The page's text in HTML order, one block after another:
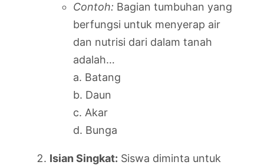
Contoh: Bagian tumbuhan yang
berfungsi untuk menyerap air
dan nutrisi dari dalam tanah
adalah…
a. Batang
b. Daun
c. Akar
d. Bunga
Isian Singkat: Siswa diminta untuk